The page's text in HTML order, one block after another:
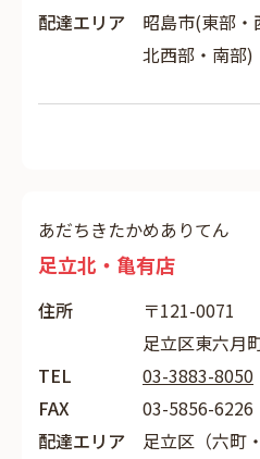
配達エリア
昭島市(東部・
北西部・南部)
あだちきたかめありてん
足立北・亀有店
住所
〒121-0071
足立区東六月
TEL
03-3883-8050
FAX
03-5856-6226
配達エリア
足立区（六町